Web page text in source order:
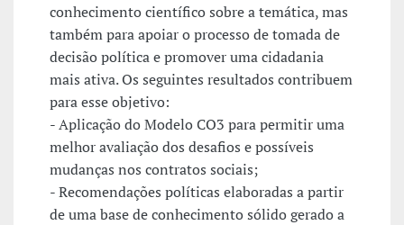
conhecimento científico sobre a temática, mas
também para apoiar o processo de tomada de
decisão política e promover uma cidadania
mais ativa. Os seguintes resultados contribuem
para esse objetivo:
- Aplicação do Modelo CO3 para permitir uma
melhor avaliação dos desafios e possíveis
mudanças nos contratos sociais;
- Recomendações políticas elaboradas a partir
de uma base de conhecimento sólido gerado a